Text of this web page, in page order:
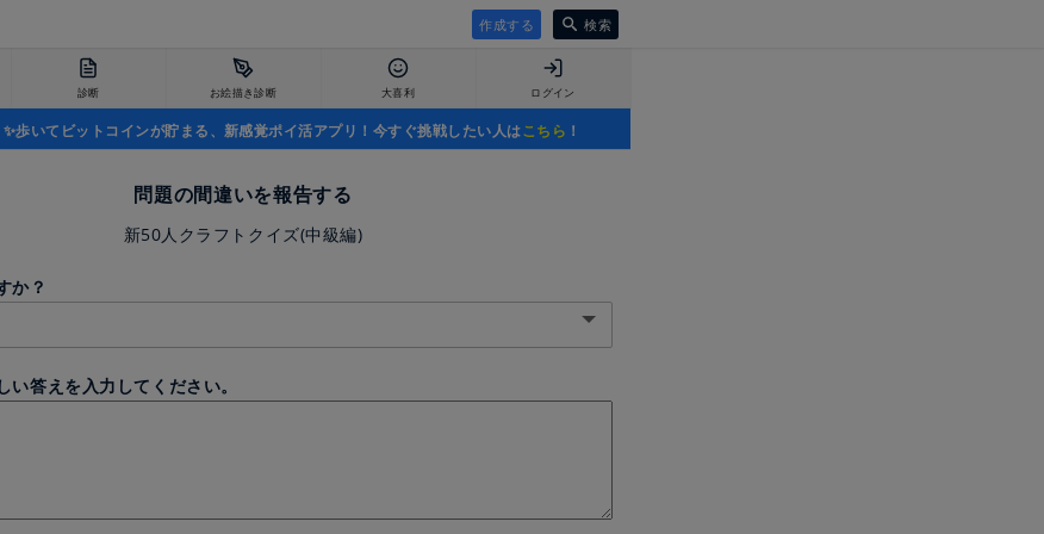
作成する 検索
診断 お絵描き診断 大喜利 ログイン
歩いてビットコインが貯まる、新感覚ポイ活アプリ！今すぐ挑戦したい人はこちら ！
問題の間違いを報告する
新50人クラフトクイズ(中級編)
か？
い答えを入力してください。